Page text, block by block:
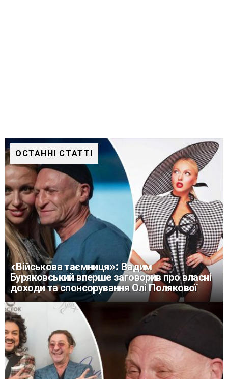
ОСТАННІ СТАТТІ
«Військова таємниця»: Вадим
Буряковський вперше заговорив про власні
доходи та спонсорування Олі Полякової